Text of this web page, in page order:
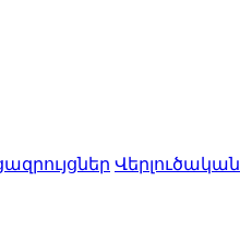
Վերլուծական